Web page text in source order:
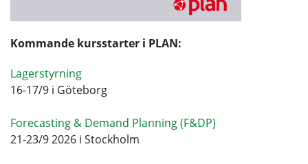
Kommande kursstarter i PLAN:
Lagerstyrning
16-17/9 i Göteborg
Forecasting & Demand Planning (F&DP)
21-23/9 2026 i Stockholm